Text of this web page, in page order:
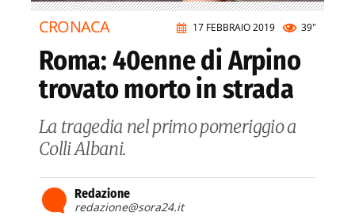
17 FEBBRAIO 2019 39"
CRONACA
Roma: 40enne di Arpino
trovato morto in strada
La tragedia nel primo pomeriggio a
Colli Albani.
Redazione
redazione@sora24.it